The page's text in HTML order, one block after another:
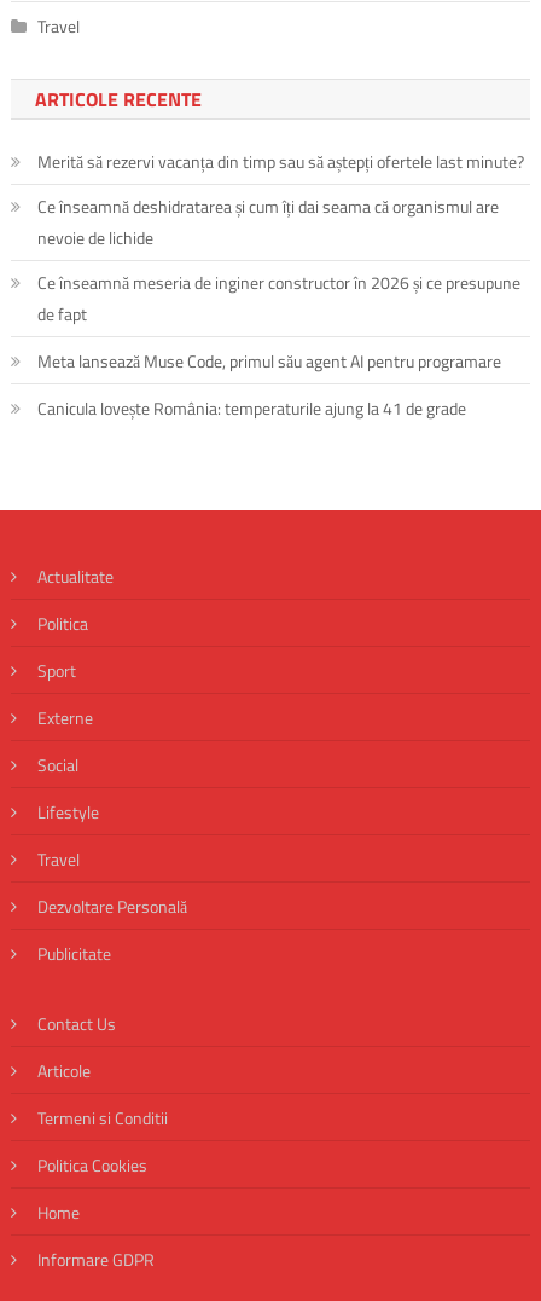
Travel
ARTICOLE RECENTE
Merită să rezervi vacanța din timp sau să aștepți ofertele last minute?
Ce înseamnă deshidratarea și cum îți dai seama că organismul are
nevoie de lichide
Ce înseamnă meseria de inginer constructor în 2026 și ce presupune
de fapt
Meta lansează Muse Code, primul său agent AI pentru programare
Canicula lovește România: temperaturile ajung la 41 de grade
Actualitate
Politica
Sport
Externe
Social
Lifestyle
Travel
Dezvoltare Personală
Publicitate
Contact Us
Articole
Termeni si Conditii
Politica Cookies
Home
Informare GDPR